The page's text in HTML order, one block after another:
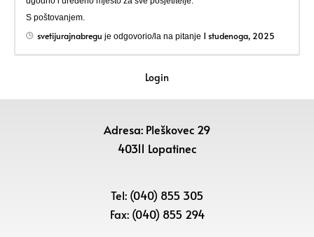
S poštovanjem.
svetijurajnabregu je odgovorio/la na pitanje 1 studenoga, 2025
Login
Adresa: Pleškovec 29
40311 Lopatinec
Tel: (040) 855 305
Fax: (040) 855 294